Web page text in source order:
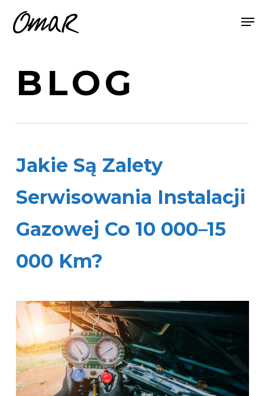
BLOG
Jakie Są Zalety
Serwisowania Instalacji
Gazowej Co 10 000–15
000 Km?